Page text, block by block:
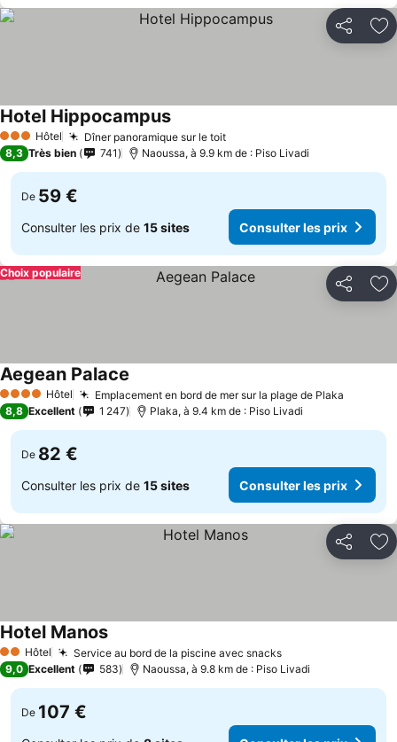
Partager
3 ÉtoilesHôtel Dîner panoramique sur le toit
Hotel Hippocampus
8,3 Très bien 741 Naoussa, à 9.9 km de : Piso Livadi
De 59 €
Consulter les prix de 15 sites Consulter les prix
Partager
Choix populaire
4 Étoiles Hôtel Emplacement en bord de mer sur la plage de Plaka
Aegean Palace
8,8 Excellent 1 247 Plaka, à 9.4 km de : Piso Livadi
De 82 €
Consulter les prix de 15 sites Consulter les prix
Partager
2 Étoiles
Hôtel Service au bord de la piscine avec snacks
Hotel Manos
9,0 Excellent 583 Naoussa, à 9.8 km de : Piso Livadi
De 107 €